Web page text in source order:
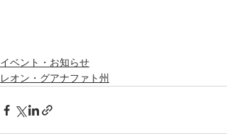
イベント・お知らせ
レオン・グアナファト州